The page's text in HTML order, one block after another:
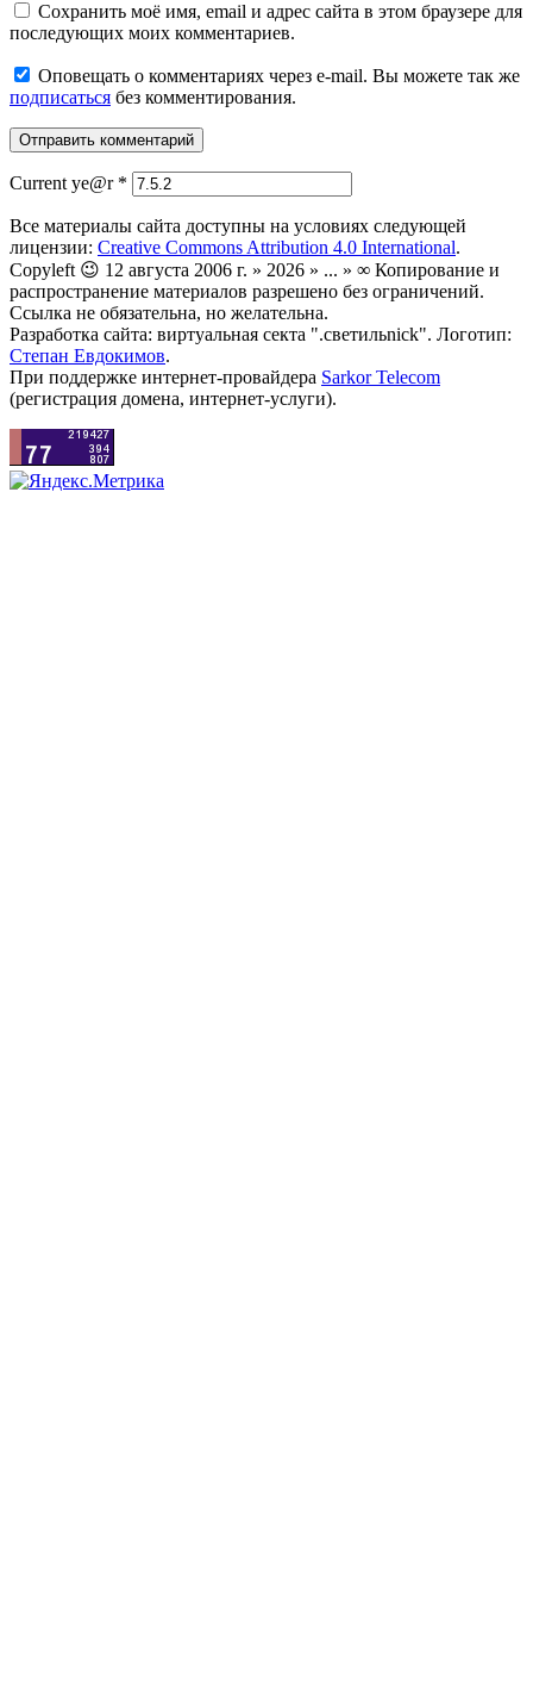
Сохранить моё имя, email и адрес сайта в этом браузере для
последующих моих комментариев.
Оповещать о комментариях через e-mail. Вы можете так же
подписаться без комментирования.
Current ye@r *
Все материалы сайта доступны на условиях следующей
лицензии: Creative Commons Attribution 4.0 International.
Copyleft 😉 12 августа 2006 г. » 2026 » ... » ∞ Копирование и
распространение материалов разрешено без ограничений.
Ссылка не обязательна, но желательна.
Разработка сайта: виртуальная секта ".светильnick". Логотип:
Степан Евдокимов.
При поддержке интернет-провайдера Sarkor Telecom
(регистрация домена, интернет-услуги).